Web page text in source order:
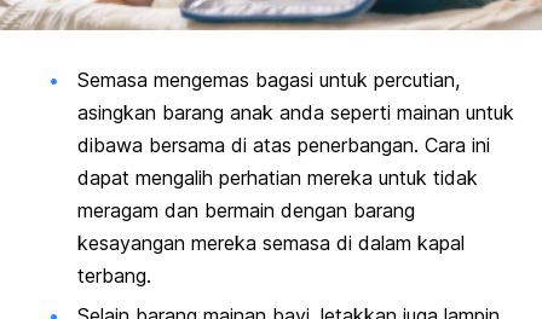
Semasa mengemas bagasi untuk percutian,
asingkan barang anak anda seperti mainan untuk
dibawa bersama di atas penerbangan. Cara ini
dapat mengalih perhatian mereka untuk tidak
meragam dan bermain dengan barang
kesayangan mereka semasa di dalam kapal
terbang.